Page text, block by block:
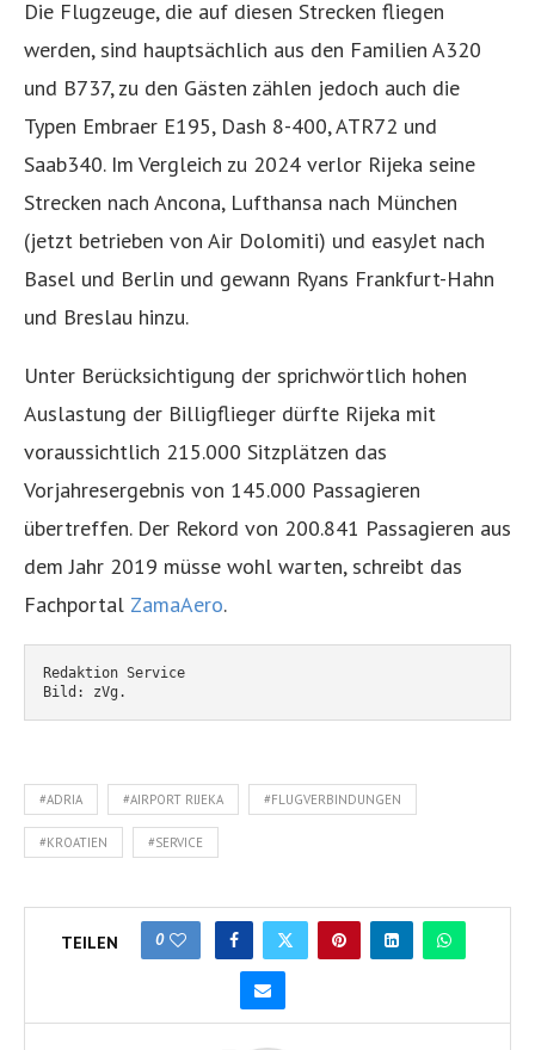
Die Flugzeuge, die auf diesen Strecken fliegen
werden, sind hauptsächlich aus den Familien A320
und B737, zu den Gästen zählen jedoch auch die
Typen Embraer E195, Dash 8-400, ATR72 und
Saab340. Im Vergleich zu 2024 verlor Rijeka seine
Strecken nach Ancona, Lufthansa nach München
(jetzt betrieben von Air Dolomiti) und easyJet nach
Basel und Berlin und gewann Ryans Frankfurt-Hahn
und Breslau hinzu.
Unter Berücksichtigung der sprichwörtlich hohen
Auslastung der Billigflieger dürfte Rijeka mit
voraussichtlich 215.000 Sitzplätzen das
Vorjahresergebnis von 145.000 Passagieren
übertreffen. Der Rekord von 200.841 Passagieren aus
dem Jahr 2019 müsse wohl warten, schreibt das
Fachportal ZamaAero.
Redaktion Service
Bild: zVg.
#ADRIA #AIRPORT RIJEKA #FLUGVERBINDUNGEN
#KROATIEN #SERVICE
TEILEN 0